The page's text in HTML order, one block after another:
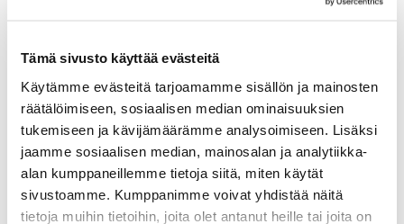
Tämä sivusto käyttää evästeitä
Käytämme evästeitä tarjoamamme sisällön ja mainosten
räätälöimiseen, sosiaalisen median ominaisuuksien
tukemiseen ja kävijämäärämme analysoimiseen. Lisäksi
jaamme sosiaalisen median, mainosalan ja analytiikka-
alan kumppaneillemme tietoja siitä, miten käytät
sivustoamme. Kumppanimme voivat yhdistää näitä
tietoja muihin tietoihin, joita olet antanut heille tai joita on
Valitse seura:
Jäsennumero: